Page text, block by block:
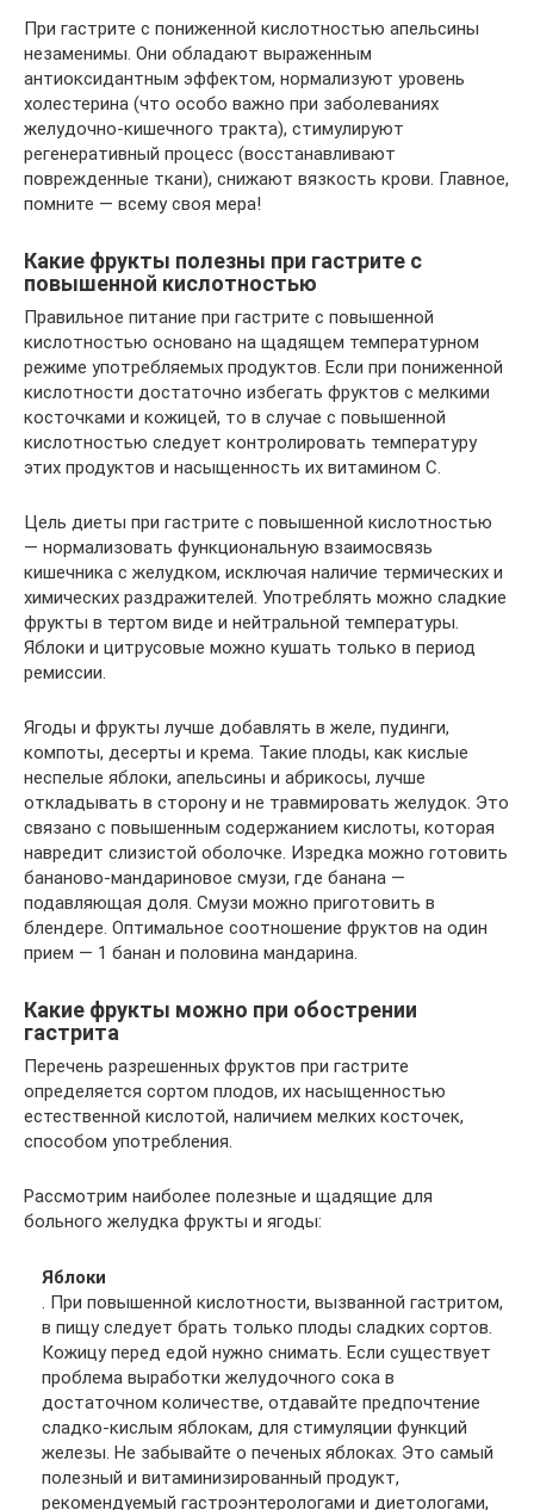
При гастрите с пониженной кислотностью апельсины
незаменимы. Они обладают выраженным
антиоксидантным эффектом, нормализуют уровень
холестерина (что особо важно при заболеваниях
желудочно-кишечного тракта), стимулируют
регенеративный процесс (восстанавливают
поврежденные ткани), снижают вязкость крови. Главное,
помните — всему своя мера!
Какие фрукты полезны при гастрите с
повышенной кислотностью
Правильное питание при гастрите с повышенной
кислотностью основано на щадящем температурном
режиме употребляемых продуктов. Если при пониженной
кислотности достаточно избегать фруктов с мелкими
косточками и кожицей, то в случае с повышенной
кислотностью следует контролировать температуру
этих продуктов и насыщенность их витамином C.
Цель диеты при гастрите с повышенной кислотностью
— нормализовать функциональную взаимосвязь
кишечника с желудком, исключая наличие термических и
химических раздражителей. Употреблять можно сладкие
фрукты в тертом виде и нейтральной температуры.
Яблоки и цитрусовые можно кушать только в период
ремиссии.
Ягоды и фрукты лучше добавлять в желе, пудинги,
компоты, десерты и крема. Такие плоды, как кислые
неспелые яблоки, апельсины и абрикосы, лучше
откладывать в сторону и не травмировать желудок. Это
связано с повышенным содержанием кислоты, которая
навредит слизистой оболочке. Изредка можно готовить
бананово-мандариновое смузи, где банана —
подавляющая доля. Смузи можно приготовить в
блендере. Оптимальное соотношение фруктов на один
прием — 1 банан и половина мандарина.
Какие фрукты можно при обострении
гастрита
Перечень разрешенных фруктов при гастрите
определяется сортом плодов, их насыщенностью
естественной кислотой, наличием мелких косточек,
способом употребления.
Рассмотрим наиболее полезные и щадящие для
больного желудка фрукты и ягоды:
Яблоки
. При повышенной кислотности, вызванной гастритом,
в пищу следует брать только плоды сладких сортов.
Кожицу перед едой нужно снимать. Если существует
проблема выработки желудочного сока в
достаточном количестве, отдавайте предпочтение
сладко-кислым яблокам, для стимуляции функций
железы. Не забывайте о печеных яблоках. Это самый
полезный и витаминизированный продукт,
рекомендуемый гастроэнтерологами и диетологами,